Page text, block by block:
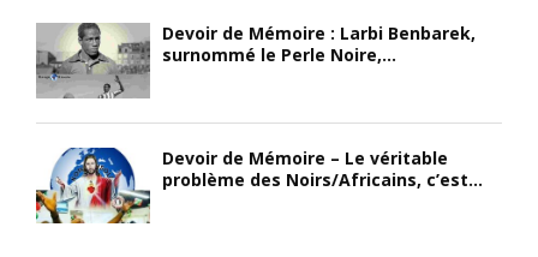
Devoir de Mémoire : Larbi Benbarek,
surnommé le Perle Noire,...
Devoir de Mémoire – Le véritable
problème des Noirs/Africains, c’est...